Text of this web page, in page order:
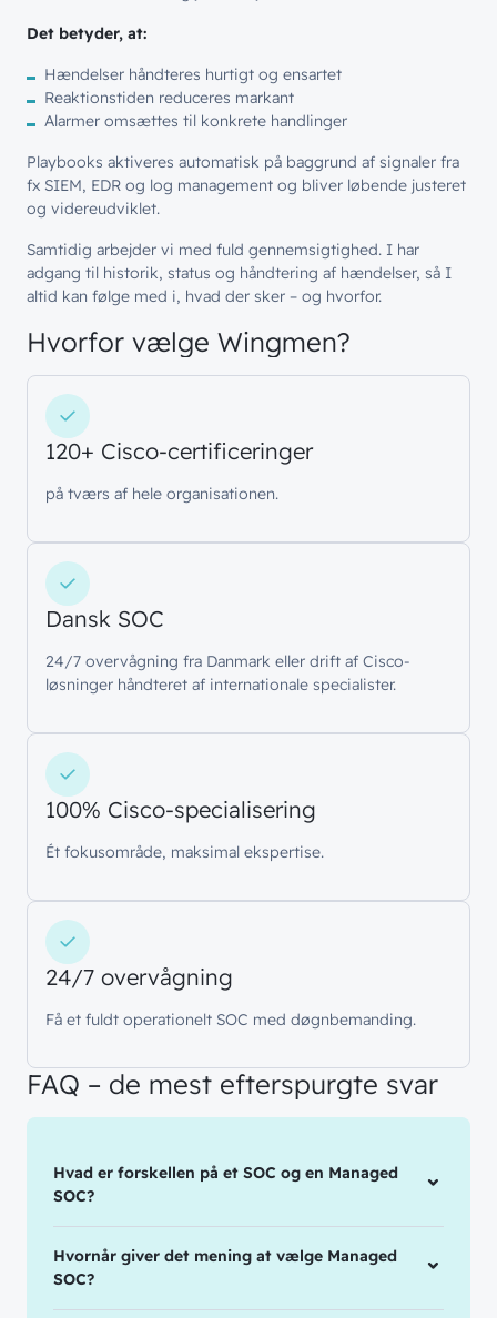
Hvem vi er
Cases
Offentlige organisationer
Bliv inspireret
// LØSNINGER
Netværk
Sikkerhed
Cloud & AI
Splunk
Møderum
Kontaktcenter
// SERVICES
Managed Services
Customer Experience
Om wingmen
Bæredygtighed
Bliv en del afteamet!
// BLIV INSPIRERET
Nyheder & presse
Vidensdeling
Events
Webinarer
Wingmen Community
direkte i din inbox
Det betyder, at:
Hændelser håndteres hurtigt og ensartet
Reaktionstiden reduceres markant
Alarmer omsættes til konkrete handlinger
Playbooks aktiveres automatisk på baggrund af signaler fra
fx SIEM, EDR og log management og bliver løbende justeret
og videreudviklet.
Samtidig arbejder vi med fuld gennemsigtighed. I har
adgang til historik, status og håndtering af hændelser, så I
altid kan følge med i, hvad der sker – og hvorfor.
Hvorfor vælge Wingmen?
120+ Cisco-certificeringer
på tværs af hele organisationen.
Dansk SOC
24/7 overvågning fra Danmark eller drift af Cisco-
løsninger håndteret af internationale specialister.
100% Cisco-specialisering
Ét fokusområde, maksimal ekspertise.
24/7 overvågning
Få et fuldt operationelt SOC med døgnbemanding.
FAQ – de mest efterspurgte svar
Hvad er forskellen på et SOC og en Managed
SOC?
Hvornår giver det mening at vælge Managed
SOC?